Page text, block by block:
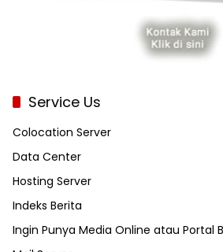
Service Us
Colocation Server
Data Center
Hosting Server
Indeks Berita
Ingin Punya Media Online atau Portal